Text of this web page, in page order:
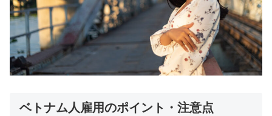
ベトナム人雇用のポイント・注意点